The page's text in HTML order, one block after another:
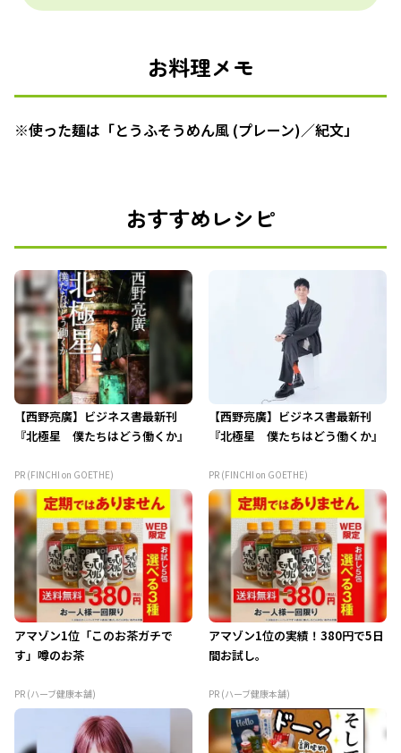
お料理メモ
※使った麺は「とうふそうめん風 (プレーン)／紀文」
おすすめレシピ
【西野亮廣】ビジネス書最新刊
『北極星 僕たちはどう働くか』
PR (FINCHI on GOETHE)
【西野亮廣】ビジネス書最新刊
『北極星 僕たちはどう働くか』
PR (FINCHI on GOETHE)
アマゾン1位「このお茶ガチで
す」噂のお茶
PR (ハーブ健康本舗)
アマゾン1位の実績！380円で5日
間お試し。
PR (ハーブ健康本舗)